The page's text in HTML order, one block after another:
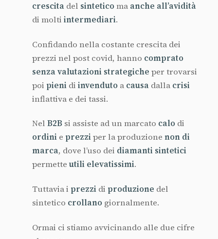
crescitadel sinteticoma anche all’avidità
di molti intermediari.
Confidando nella costante crescita dei
prezzi nel post covid, hanno comprato
senzavalutazioni strategiche per trovarsi
poi pienidi invendutoa causadalla crisi
inflattiva e dei tassi.
Nel B2Bsi assiste ad un marcato calodi
ordinie prezziper la produzione non di
marca, dove l’uso dei diamanti sintetici
permette utili elevatissimi.
Tuttavia i prezzidi produzione del
sintetico crollanogiornalmente.
Ormai ci stiamo avvicinando alle due cifre